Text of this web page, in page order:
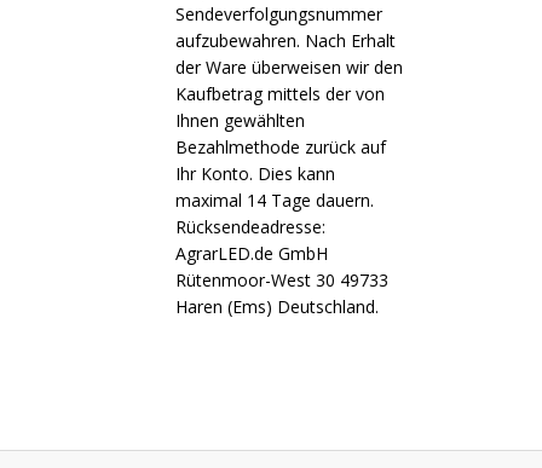
Sendeverfolgungsnummer
aufzubewahren. Nach Erhalt
der Ware überweisen wir den
Kaufbetrag mittels der von
Ihnen gewählten
Bezahlmethode zurück auf
Ihr Konto. Dies kann
maximal 14 Tage dauern.
Rücksendeadresse:
AgrarLED.de GmbH
Rütenmoor-West 30 49733
Haren (Ems) Deutschland.